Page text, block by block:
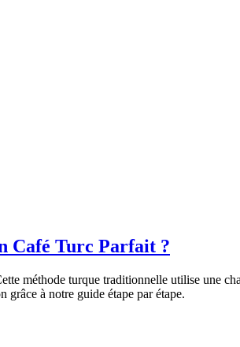
Café Turc Parfait ?
méthode turque traditionnelle utilise une
grâce à notre guide étape par étape.